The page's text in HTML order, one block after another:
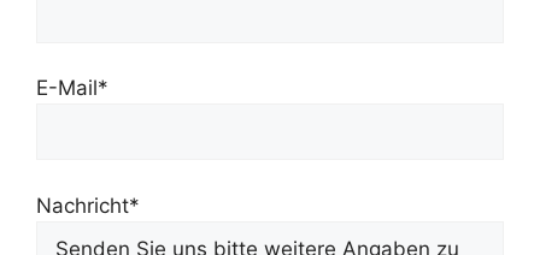
E-Mail*
Nachricht*